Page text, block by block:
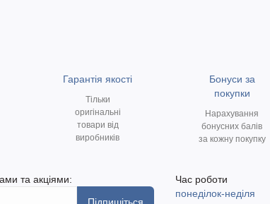
Гарантія якості
Тільки
оригінальні
товари від
виробників
Бонуси за
покупки
Нарахування
бонусних балів
за кожну покупку
та акціями:
Час роботи
понеділок-неділя